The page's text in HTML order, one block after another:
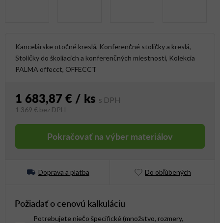
Kancelárske otočné kreslá, Konferenčné stoličky a kreslá,
Stoličky do školiacich a konferenčných miestností, Kolekcia
PALMA offecct, OFFECCT
1 683,87 € / ks
1 369 € bez DPH
Pokračovať na výber materiálov
Doprava a platba Do obľúbených
Požiadať o cenovú kalkuláciu
Potrebujete niečo špecifické (množstvo, rozmery,